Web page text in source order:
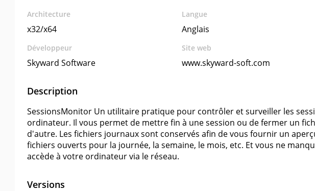
Architecture
x32/x64
Langue
Anglais
Développeur
Skyward Software
Site web
www.skyward-soft.com
Description
SessionsMonitor Un utilitaire pratique pour contrôler et surveiller les
ordinateur. Il vous permet de mettre fin à une session ou de fermer un
d'autre. Les fichiers journaux sont conservés afin de vous fournir un
fichiers ouverts pour la journée, la semaine, le mois, etc. Et vous ne
accède à votre ordinateur via le réseau.
Versions